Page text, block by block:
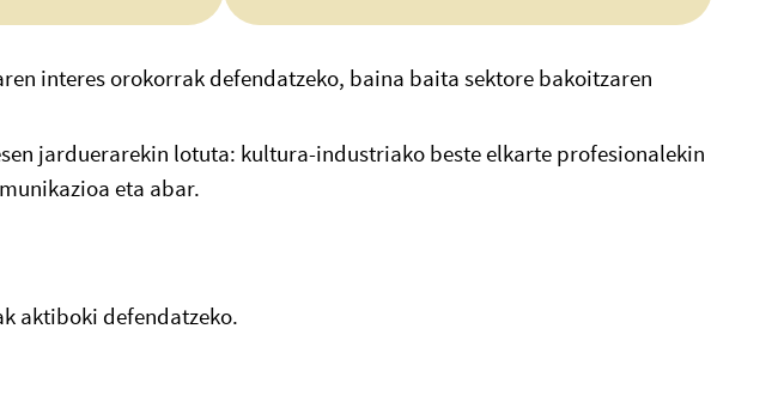
interes orokorrak defendatzeko, baina baita sektore bakoitzaren
jarduerarekin lotuta: kultura-industriako beste elkarte profesionalekin
eta abar.
aktiboki defendatzeko.